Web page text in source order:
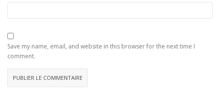
Save my name, email, and website in this browser for the next time I
comment.